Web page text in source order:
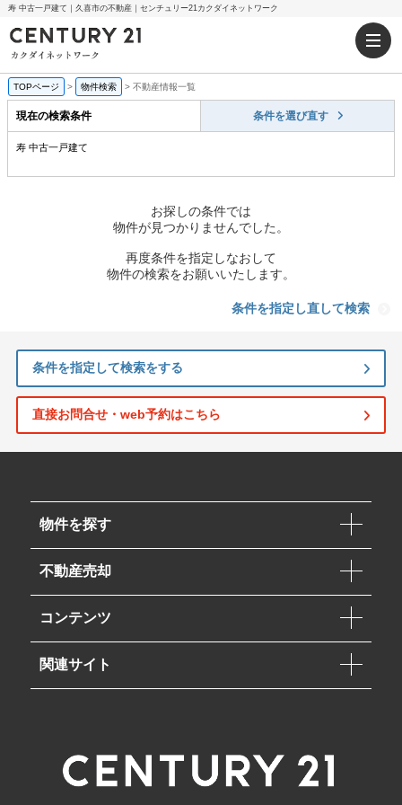
寿 中古一戸建て｜久喜市の不動産｜センチュリー21カクダイネットワーク
TOPページ > 物件検索 > 不動産情報一覧
現在の検索条件 条件を選び直す
寿 中古一戸建て
お探しの条件では
物件が見つかりませんでした。
再度条件を指定しなおして
物件の検索をお願いいたします。
条件を指定し直して検索
条件を指定して検索をする
直接お問合せ・web予約はこちら
物件を探す
不動産売却
コンテンツ
関連サイト